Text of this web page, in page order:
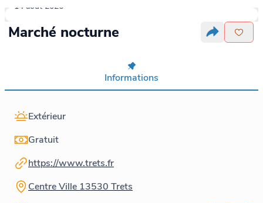
14 août 2026
Marché nocturne
Informations
Extérieur
Gratuit
https://www.trets.fr
Centre Ville 13530 Trets